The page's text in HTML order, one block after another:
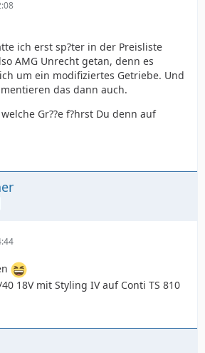
ich erst sp?ter in der Preisliste
AMG Unrecht getan, denn es
um ein modifiziertes Getriebe. Und
das dann auch.
Gr??e f?hrst Du denn auf
18V mit Styling IV auf Conti TS 810